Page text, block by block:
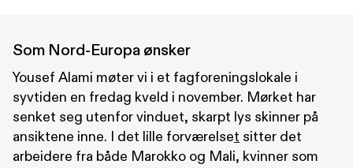
Som Nord-Europa ønsker
Yousef Alami møter vi i et fagforeningslokale i
syvtiden en fredag kveld i november. Mørket har
senket seg utenfor vinduet, skarpt lys skinner på
ansiktene inne. I det lille forværelset sitter det
arbeidere fra både Marokko og Mali, kvinner som